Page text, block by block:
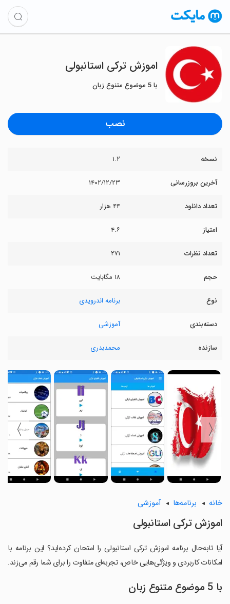
اموزش ترکی استانبولی
با 5 موضوع متنوع زبان
نصب
نسخه ۱.۲
آخرین بروزرسانی ۱۴۰۲/۱۲/۲۳
تعداد دانلود ۴۴ هزار
امتیاز ۴.۶
تعداد نظرات ۲۷۱
حجم ۱۸ مگابایت
نوع برنامه اندرویدی
دسته‌بندی آموزشی
سازنده محمدبدری
〈
〉
خانه برنامه‌ها آموزشی
اموزش ترکی استانبولی
آیا تابه‌حال برنامه اموزش ترکی استانبولی را امتحان کرده‌اید؟ این برنامه با
امکانات کاربردی و ویژگی‌هایی خاص، تجربه‌ای متفاوت را برای شما رقم می‌زند.
با 5 موضوع متنوع زبان